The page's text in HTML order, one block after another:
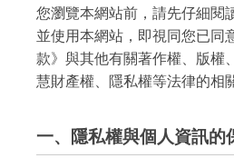
您瀏覽本網站前，請先仔細閱
並使用本網站，即視同您已同
款》與其他有關著作權、版權
慧財產權、隱私權等法律的相
一、隱私權與個人資訊的